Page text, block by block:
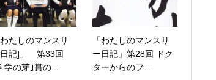
わたしのマンスリ
日記]」 第33回
学の芽｣賞の...
「わたしのマンスリ
ー日記」第28回 ドク
ターからのフ...